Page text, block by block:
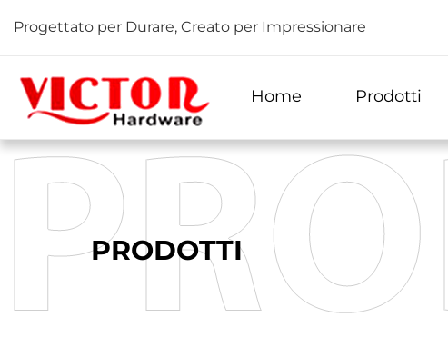
Progettato per Durare, Creato per Impressionare
Home Prodotti
PRODOTTI